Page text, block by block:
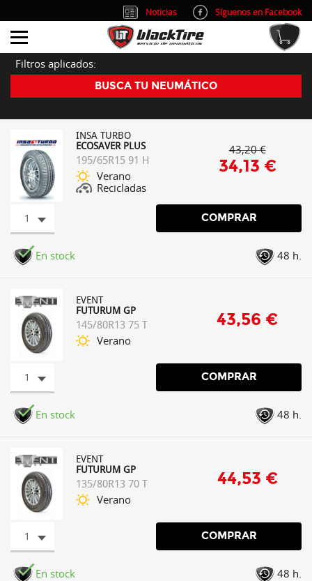
Filtros aplicados:
BUSCA TU NEUMÁTICO
INSA TURBO
ECOSAVER PLUS
195/65R15 91 H
Verano
Recicladas
43,20 €
34,13 €
1 COMPRAR
En stock 48 h.
EVENT
FUTURUM GP
145/80R13 75 T
Verano
43,56 €
1 COMPRAR
En stock 48 h.
EVENT
FUTURUM GP
135/80R13 70 T
Verano
44,53 €
1 COMPRAR
En stock 48 h.
Noticias
Síguenos en Facebook
info@blacktire.es
914 353 309
Atención al cliente: L/V 9:00-14:00 y 15:00-19:00